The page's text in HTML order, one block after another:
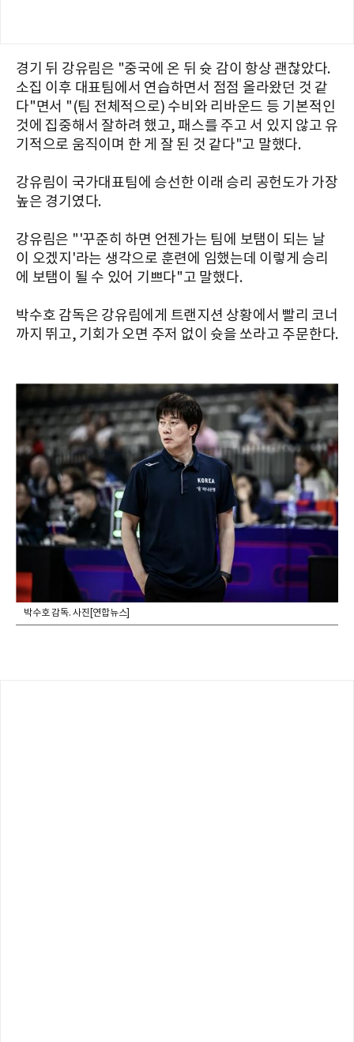
경기 뒤 강유림은 "중국에 온 뒤 슛 감이 항상 괜찮았다.
소집 이후 대표팀에서 연습하면서 점점 올라왔던 것 같
다"면서 "(팀 전체적으로) 수비와 리바운드 등 기본적인
것에 집중해서 잘하려 했고, 패스를 주고 서 있지 않고 유
기적으로 움직이며 한 게 잘 된 것 같다"고 말했다.
강유림이 국가대표팀에 승선한 이래 승리 공헌도가 가장
높은 경기였다.
강유림은 "'꾸준히 하면 언젠가는 팀에 보탬이 되는 날
이 오겠지'라는 생각으로 훈련에 임했는데 이렇게 승리
에 보탬이 될 수 있어 기쁘다"고 말했다.
박수호 감독은 강유림에게 트랜지션 상황에서 빨리 코너
까지 뛰고, 기회가 오면 주저 없이 슛을 쏘라고 주문한다.
박수호 감독. 사진[연합뉴스]